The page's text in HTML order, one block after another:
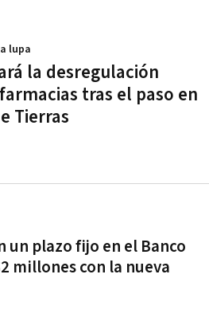
la desregulación
tras el paso en
Tierras
lupa
un plazo fijo en el Banco
millones con la nueva